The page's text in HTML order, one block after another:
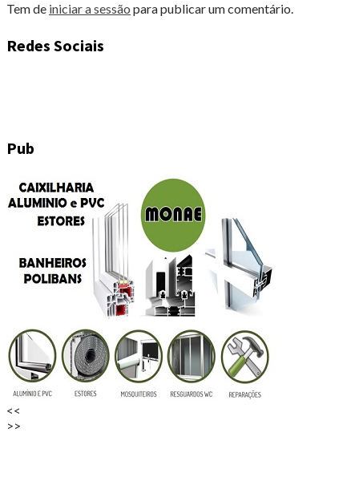
Tem de iniciar a sessão para publicar um comentário.
Redes Sociais
Pub
<<
>>